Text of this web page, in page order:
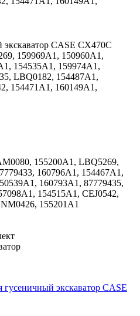
CASE CX470C
159969A1, 150960A1,
154535A1, 159974A1,
LBQ0182, 154487A1,
154471A1, 160149A1,
155200A1, LBQ5269,
160796A1, 154467A1,
160793A1, 87779435,
154515A1, CEJ0542,
155201A1